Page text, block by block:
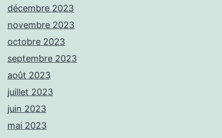
décembre 2023
novembre 2023
octobre 2023
septembre 2023
août 2023
juillet 2023
juin 2023
mai 2023